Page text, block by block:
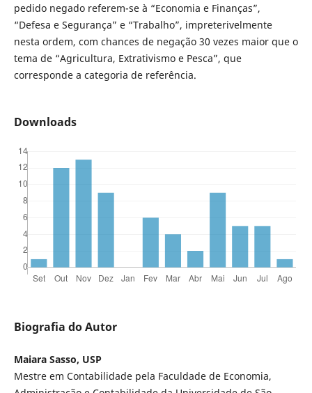
pedido negado referem-se à “Economia e Finanças”,
“Defesa e Segurança” e “Trabalho”, impreterivelmente
nesta ordem, com chances de negação 30 vezes maior que o
tema de “Agricultura, Extrativismo e Pesca”, que
corresponde a categoria de referência.
Downloads
Biografia do Autor
Maiara Sasso, USP
Mestre em Contabilidade pela Faculdade de Economia,